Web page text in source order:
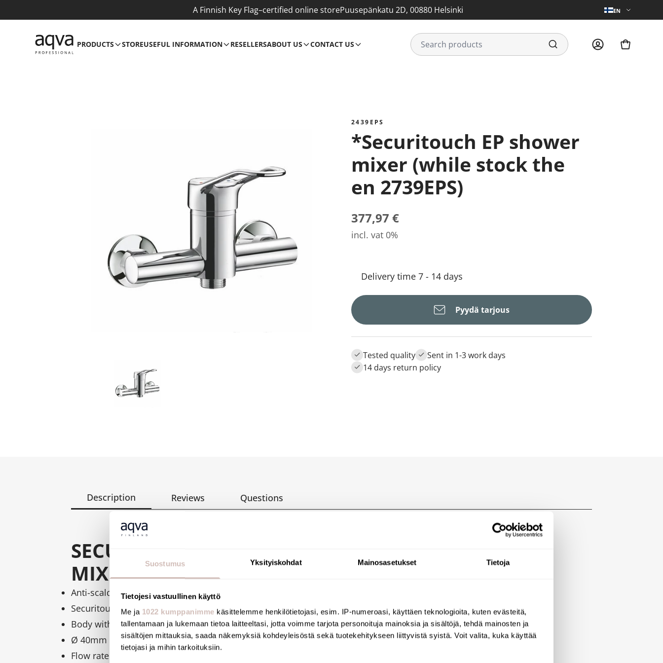
Suostumus Yksityiskohdat Mainosasetukset Tietoja
Tietojesi vastuullinen käyttö
Me ja 1022 kumppanimme käsittelemme henkilötietojasi, esim. IP-numeroasi, käyttäen teknologioita, kuten evästeitä,
tallentamaan ja lukemaan tietoa laitteeltasi, jotta voimme tarjota personoituja mainoksia ja sisältöjä, tehdä mainosten ja
sisältöjen mittauksia, saada näkemyksiä kohdeyleisöstä sekä tuotekehitykseen liittyvistä syistä. Voit valita, kuka käyttää
tietojasi ja mihin tarkoituksiin.
A Finnish Key Flag–certified online storePuusepänkatu 2D, 00880 Helsinki EN
PRODUCTS STOREUSEFUL INFORMATION RESELLERSABOUT US CONTACT US
2439EPS
*Securitouch EP shower
mixer (while stock the
en 2739EPS)
377,97 €
incl. vat 0%
Delivery time 7 - 14 days
Pyydä tarjous
Tested quality
Sent in 1-3 work days
14 days return policy
Description Reviews Questions
SECURITHERM PRESSURE BALANCING (EP) SHOWER
MIXER
Anti-scalding safety: HW flow is reduced if CW supply fails (and vice versa).
Securitouch thermal insulation to prevent burns.
Body with smooth interior and low water volume (reduces niches where bacteria can develop).
Ø 40mm pressure-balancing ceramic cartridge and pre-set maximum temperature limiter.
Flow rate limited to 8 l/min at 3 bar.